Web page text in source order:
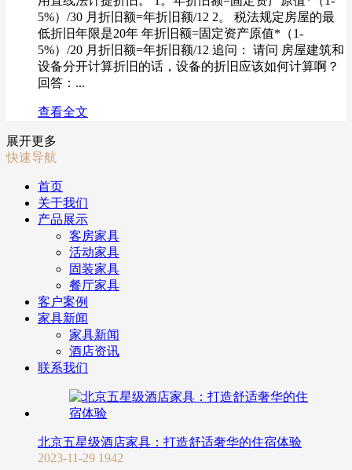
5%）/30 月折旧额=年折旧额/12 2。 税法规定房屋的最
低折旧年限是20年 年折旧额=固定资产原值*（1-
5%）/20 月折旧额=年折旧额/12 追问： 请问 房屋建筑和
设备分开计算折旧的话，设备的折旧应该如何计算啊？
回答：...
查看全文
展开更多
快速导航
首页
关于我们
产品展示
客房家具
活动家具
固装家具
餐厅家具
客户案例
家具新闻
家具新闻
酒店资讯
联系我们
北京五星级酒店家具：打造舒适奢华的住宿体验
2023-11-29 1942